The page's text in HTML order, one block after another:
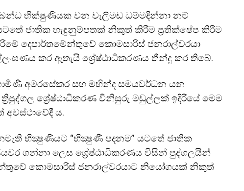
භික්ෂුණියක වන වැලිමඩ ධම්මදින්නා නම්
ජාතික හැඳුනුම්පතක් නිකුත් කිරීම ප්‍රතික්ෂේප කිරීම
දෙපාර්තමේන්තුවේ කොමසාරිස් ජනරාල්වරයා
කර ඇතැයි ශ්‍රේෂ්ඨාධිකරණය තීන්දු කර තිබේ.
අමරසේකර සහ මහින්ද සමයවර්ධන යන
ශ්‍රේෂ්ඨාධිකරණ විනිසුරු මඩුල්ලක් ඉදිරියේ මෙම
ය.
භික්‍ෂුණියට “භික්‍ෂුණී පදනම” යටතේ ජාතික
ගන්නා ලෙස ශ්‍රේෂ්ඨාධිකරණය විසින් පුද්ගලයින්
කොමසාරිස් ජනරාල්වරයාට නියෝගයක් නිකුත්